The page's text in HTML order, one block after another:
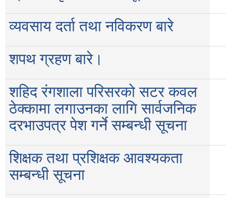
व्यवसाय दर्ता तथा नविकरण बारे
शपथ ग्रहण बारे।
शहिद रंगशाला परिसरको सटर कवल
ठेक्कामा लगाउनका लागि सार्वजनिक
दरभाउपत्र पेश गर्ने सम्बन्धी सूचना
शिक्षक तथा प्रशिक्षक आवश्यकता
सम्बन्धी सूचना